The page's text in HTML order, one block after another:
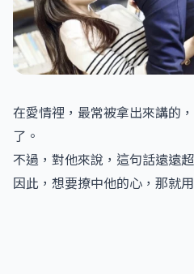
在愛情裡，最常被拿出來講的
了。
不過，對他來說，這句話遠遠
因此，想要撩中他的心，那就